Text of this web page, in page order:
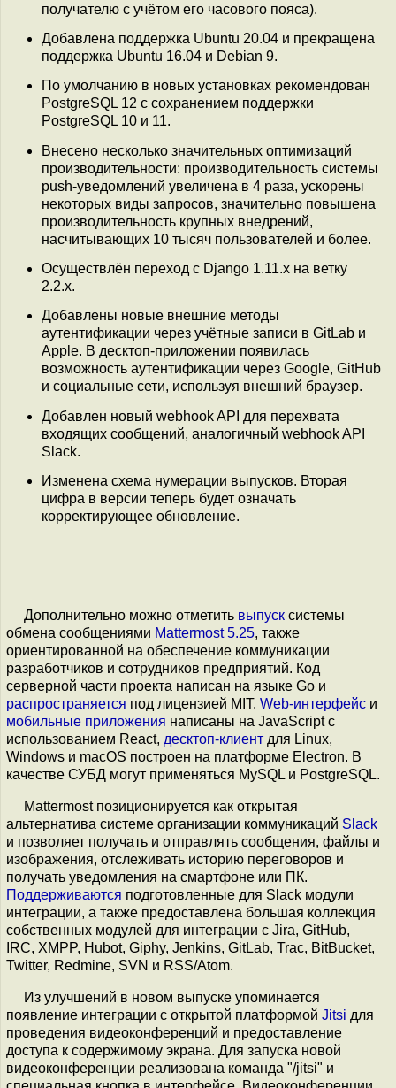
получателю с учётом его часового пояса).
Добавлена поддержка Ubuntu 20.04 и прекращена
поддержка Ubuntu 16.04 и Debian 9.
По умолчанию в новых установках рекомендован
PostgreSQL 12 с сохранением поддержки
PostgreSQL 10 и 11.
Внесено несколько значительных оптимизаций
производительности: производительность системы
push-уведомлений увеличена в 4 раза, ускорены
некоторых виды запросов, значительно повышена
производительность крупных внедрений,
насчитывающих 10 тысяч пользователей и более.
Осуществлён переход с Django 1.11.x на ветку
2.2.x.
Добавлены новые внешние методы
аутентификации через учётные записи в GitLab и
Apple. В десктоп-приложении появилась
возможность аутентификации через Google, GitHub
и социальные сети, используя внешний браузер.
Добавлен новый webhook API для перехвата
входящих сообщений, аналогичный webhook API
Slack.
Изменена схема нумерации выпусков. Вторая
цифра в версии теперь будет означать
корректирующее обновление.
Дополнительно можно отметить выпуск системы
обмена сообщениями Mattermost 5.25, также
ориентированной на обеспечение коммуникации
разработчиков и сотрудников предприятий. Код
серверной части проекта написан на языке Go и
распространяется под лицензией MIT. Web-интерфейс и
мобильные приложения написаны на JavaScript с
использованием React, десктоп-клиент для Linux,
Windows и macOS построен на платформе Electron. В
качестве СУБД могут применяться MySQL и PostgreSQL.
Mattermost позиционируется как открытая
альтернатива системе организации коммуникаций Slack
и позволяет получать и отправлять сообщения, файлы и
изображения, отслеживать историю переговоров и
получать уведомления на смартфоне или ПК.
Поддерживаются подготовленные для Slack модули
интеграции, а также предоставлена большая коллекция
собственных модулей для интеграции с Jira, GitHub,
IRC, XMPP, Hubot, Giphy, Jenkins, GitLab, Trac, BitBucket,
Twitter, Redmine, SVN и RSS/Atom.
Из улучшений в новом выпуске упоминается
появление интеграции с открытой платформой Jitsi для
проведения видеоконференций и предоставление
доступа к содержимому экрана. Для запуска новой
видеоконференции реализована команда "/jitsi" и